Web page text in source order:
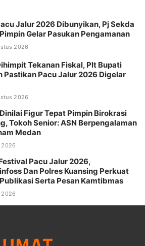
Jalur 2026 Dibunyikan, Pj Sekda
Gelar Pasukan Pengamanan
2026
Tekanan Fiskal, Plt Bupati
Pastikan Pacu Jalur 2026 Digelar
2026
Figur Tepat Pimpin Birokrasi
Tokoh Senior: ASN Berpengalaman
Medan
Pacu Jalur 2026,
Dan Polres Kuansing Perkuat
Serta Pesan Kamtibmas